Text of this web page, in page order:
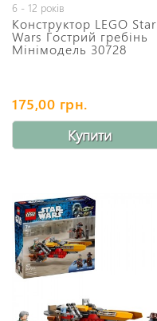
6 - 12 років
Конструктор LEGO Star
Wars Гострий гребінь
Мінімодель 30728
175,00 грн.
Купити